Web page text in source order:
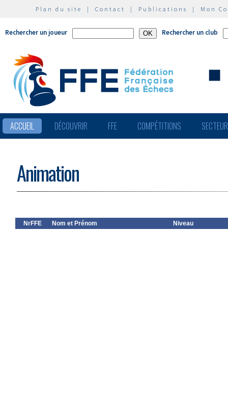
Plan du site | Contact | Publications | Mon
Rechercher un joueur Rechercher un club
ACCUEIL DÉCOUVRIR FFE COMPÉTITIONS
Animation
NrFFE Nom et Prénom Niveau